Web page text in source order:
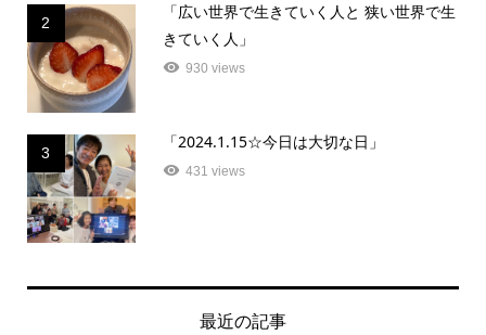
2
「広い世界で生きていく人と 狭い世界で生
きていく人」
930 views
3
「2024.1.15☆今日は大切な日」
431 views
最近の記事